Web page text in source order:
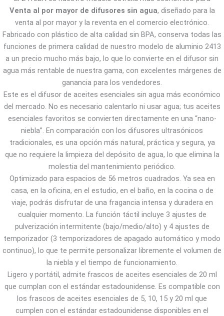
Venta al por mayor de difusores sin agua, diseñado para la
venta al por mayor y la reventa en el comercio electrónico.
Fabricado con plástico de alta calidad sin BPA, conserva todas las
funciones de primera calidad de nuestro modelo de aluminio 2413
a un precio mucho más bajo, lo que lo convierte en el difusor sin
agua más rentable de nuestra gama, con excelentes márgenes de
ganancia para los vendedores.
Este es el difusor de aceites esenciales sin agua más económico
del mercado. No es necesario calentarlo ni usar agua; tus aceites
esenciales favoritos se convierten directamente en una “nano-
niebla”. En comparación con los difusores ultrasónicos
tradicionales, es una opción más natural, práctica y segura, ya
que no requiere la limpieza del depósito de agua, lo que elimina la
molestia del mantenimiento periódico.
Optimizado para espacios de 56 metros cuadrados. Ya sea en
casa, en la oficina, en el estudio, en el baño, en la cocina o de
viaje, podrás disfrutar de una fragancia intensa y duradera en
cualquier momento. La función táctil incluye 3 ajustes de
pulverización intermitente (bajo/medio/alto) y 4 ajustes de
temporizador (3 temporizadores de apagado automático y modo
continuo), lo que te permite personalizar libremente el volumen de
la niebla y el tiempo de funcionamiento.
Ligero y portátil, admite frascos de aceites esenciales de 20 ml
que cumplan con el estándar estadounidense. Es compatible con
los frascos de aceites esenciales de 5, 10, 15 y 20 ml que
cumplen con el estándar estadounidense disponibles en el